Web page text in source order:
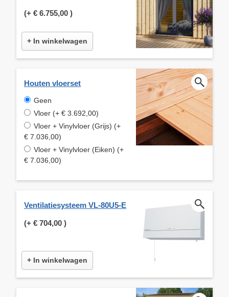
(+ € 6.755,00 )
+ In winkelwagen
Houten vloerset
Geen
Vloer (+ € 3.692,00)
Vloer + Vinylvloer (Grijs) (+
€ 7.036,00)
Vloer + Vinylvloer (Eiken) (+
€ 7.036,00)
Ventilatiesysteem VL-80U5-E
(+ € 704,00 )
+ In winkelwagen